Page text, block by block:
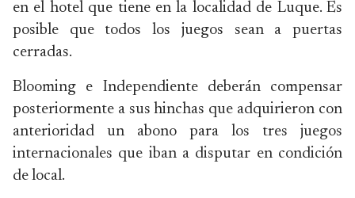
en el hotel que tiene en la localidad de Luque. Es
posible que todos los juegos sean a puertas
cerradas.
Blooming e Independiente deberán compensar
posteriormente a sus hinchas que adquirieron con
anterioridad un abono para los tres juegos
internacionales que iban a disputar en condición
de local.